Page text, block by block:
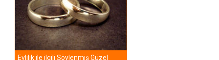
Evlilik ile ilgili Söylenmiş Güzel